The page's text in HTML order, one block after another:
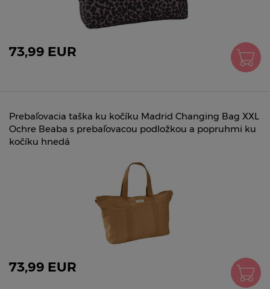
73,99 EUR
Prebaľovacia taška ku kočíku Madrid Changing Bag XXL
Ochre Beaba s prebaľovacou podložkou a popruhmi ku
kočíku hnedá
73,99 EUR